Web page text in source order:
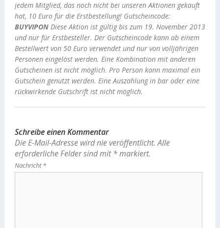
jedem Mitglied, das noch nicht bei unseren Aktionen gekauft
hat, 10 Euro für die Erstbestellung! Gutscheincode:
BUYVIPON Diese Aktion ist gültig bis zum 19. November 2013
und nur für Erstbesteller. Der Gutscheincode kann ab einem
Bestellwert von 50 Euro verwendet und nur von volljährigen
Personen eingelöst werden. Eine Kombination mit anderen
Gutscheinen ist nicht möglich. Pro Person kann maximal ein
Gutschein genutzt werden. Eine Auszahlung in bar oder eine
rückwirkende Gutschrift ist nicht möglich.
Schreibe einen Kommentar
Die E-Mail-Adresse wird nie veröffentlicht. Alle
erforderliche Felder sind mit *markiert.
Nachricht*